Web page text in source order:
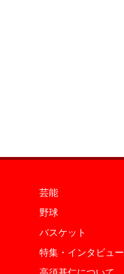
芸能
野球
バスケット
特集・インタビュー